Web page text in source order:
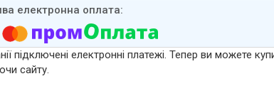
підключені електронні платежі. Тепер ви можете
сайту.